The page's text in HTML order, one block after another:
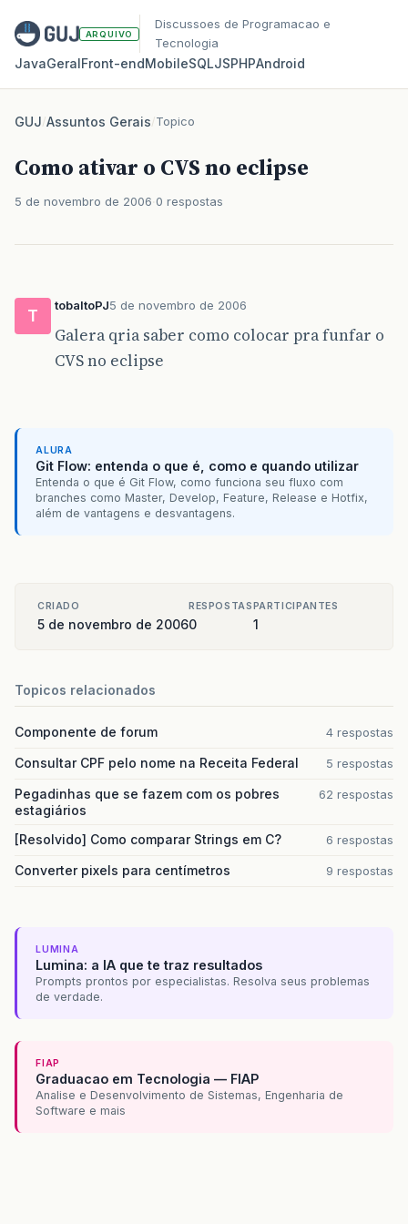
ARQUIVO
Discussoes de Programacao e
Tecnologia
JavaGeralFront‑endMobileSQLJSPHPAndroid
GUJ/Assuntos Gerais/Topico
Como ativar o CVS no eclipse
5 de novembro de 2006 0 respostas
T
tobaltoPJ5 de novembro de 2006
Galera qria saber como colocar pra funfar o
CVS no eclipse
ALURA
Git Flow: entenda o que é, como e quando utilizar
Entenda o que é Git Flow, como funciona seu fluxo com
branches como Master, Develop, Feature, Release e Hotfix,
além de vantagens e desvantagens.
CRIADO
5 de novembro de 2006
RESPOSTAS
0
PARTICIPANTES
1
Topicos relacionados
Componente de forum 4 respostas
Consultar CPF pelo nome na Receita Federal 5 respostas
Pegadinhas que se fazem com os pobres
estagiários
62 respostas
[Resolvido] Como comparar Strings em C? 6 respostas
Converter pixels para centímetros 9 respostas
LUMINA
Lumina: a IA que te traz resultados
Prompts prontos por especialistas. Resolva seus problemas
de verdade.
FIAP
Graduacao em Tecnologia — FIAP
Analise e Desenvolvimento de Sistemas, Engenharia de
Software e mais